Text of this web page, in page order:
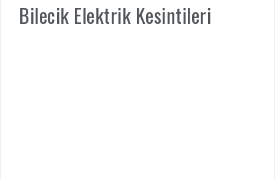
Bilecik Elektrik Kesintileri